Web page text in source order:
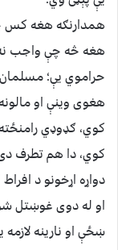
همدارنګه هغه کس
هغه څه چې واجب
حراموي يې؛ مسلمان
هغوى وينې او
کوي، ګډوډي
کوي، دا هم تطرف
دواړه اړخونو د
او له دوى غوښتل
ښځې او نارينه لازمه